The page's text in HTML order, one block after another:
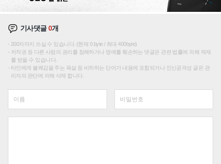
기사댓글0개
200자까지 쓰실 수 있습니다. (현재 0 byte / 최대 400byte)
저작권 등 다른 사람의 권리를 침해하거나 명예를 훼손하는 댓글은 관련 법률에 의해 제재
를 받을 수 있습니다.
타인에게 불쾌감을 주는 욕설 등 비하하는 단어가 내용에 포함되거나 인신공격성 글은 관
리자의 판단에 의해 삭제 합니다.